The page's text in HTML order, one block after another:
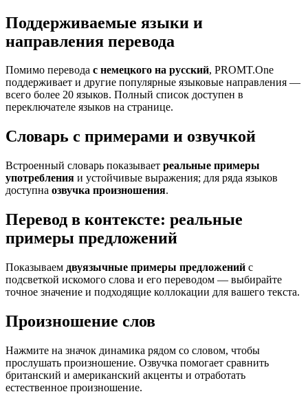
Поддерживаемые языки и
направления перевода
Помимо перевода с немецкого на русский, PROMT.One
поддерживает и другие популярные языковые направления —
всего более 20 языков. Полный список доступен в
переключателе языков на странице.
Словарь с примерами и озвучкой
Встроенный словарь показывает реальные примеры
употребления и устойчивые выражения; для ряда языков
доступна озвучка произношения.
Перевод в контексте: реальные
примеры предложений
Показываем двуязычные примеры предложений с
подсветкой искомого слова и его переводом — выбирайте
точное значение и подходящие коллокации для вашего текста.
Произношение слов
Нажмите на значок динамика рядом со словом, чтобы
прослушать произношение. Озвучка помогает сравнить
британский и американский акценты и отработать
естественное произношение.